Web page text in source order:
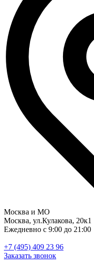
Москва и МО
Москва, ул.Кулакова, 20к1
Ежедневно с 9:00 до 21:00
+7 (495) 409 23 96
Заказать звонок